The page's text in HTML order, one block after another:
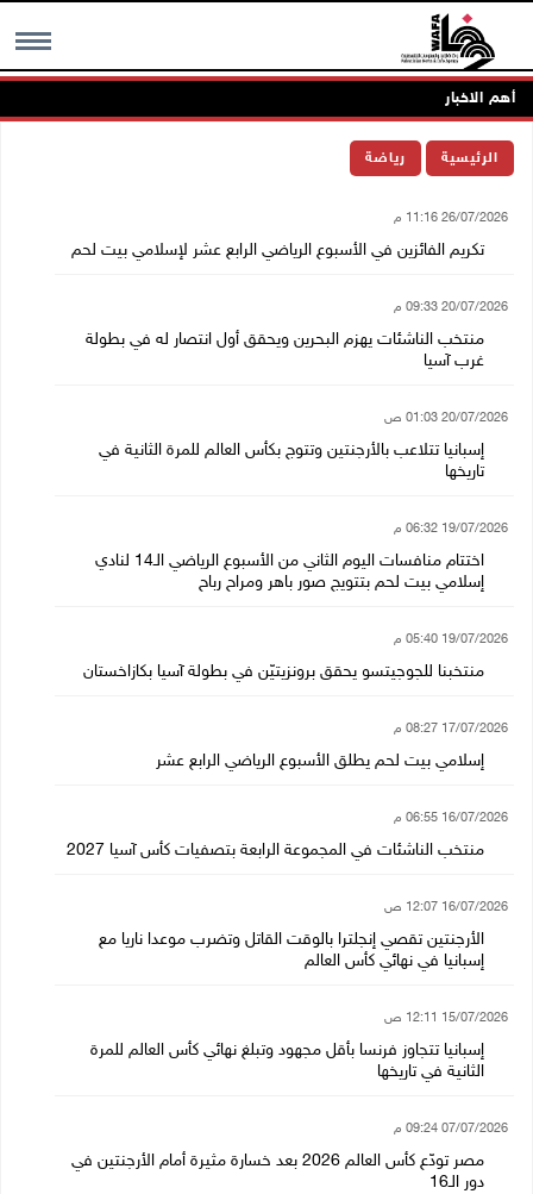
MENU أهم الاخبار
الرئيسية رياضة
26/07/2026 11:16 م
تكريم الفائزين في الأسبوع الرياضي الرابع عشر لإسلامي بيت لحم
20/07/2026 09:33 م
منتخب الناشئات يهزم البحرين ويحقق أول انتصار له في بطولة
غرب آسيا
20/07/2026 01:03 ص
إسبانيا تتلاعب بالأرجنتين وتتوج بكأس العالم للمرة الثانية في
تاريخها
19/07/2026 06:32 م
اختتام منافسات اليوم الثاني من الأسبوع الرياضي الـ14 لنادي
إسلامي بيت لحم بتتويج صور باهر ومراح رباح
19/07/2026 05:40 م
منتخبنا للجوجيتسو يحقق برونزيتيّن في بطولة آسيا بكازاخستان
17/07/2026 08:27 م
إسلامي بيت لحم يطلق الأسبوع الرياضي الرابع عشر
16/07/2026 06:55 م
منتخب الناشئات في المجموعة الرابعة بتصفيات كأس آسيا 2027
16/07/2026 12:07 ص
الأرجنتين تقصي إنجلترا بالوقت القاتل وتضرب موعدا ناريا مع
إسبانيا في نهائي كأس العالم
15/07/2026 12:11 ص
إسبانيا تتجاوز فرنسا بأقل مجهود وتبلغ نهائي كأس العالم للمرة
الثانية في تاريخها
07/07/2026 09:24 م
مصر تودّع كأس العالم 2026 بعد خسارة مثيرة أمام الأرجنتين في
دور الـ16